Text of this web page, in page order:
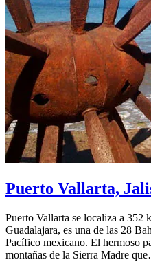
Puerto Vallarta,
Puerto Vallarta se localiza a 352
Guadalajara, es una de las 28
Pacífico mexicano. El hermoso
montañas de la Sierra Madre